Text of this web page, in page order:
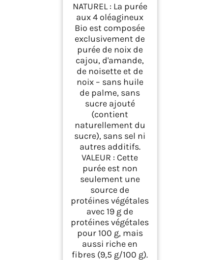
NATUREL : La purée
aux 4 oléagineux
Bio est composée
exclusivement de
purée de noix de
cajou, d'amande,
de noisette et de
noix – sans huile
de palme, sans
sucre ajouté
(contient
naturellement du
sucre), sans sel ni
autres additifs.
VALEUR : Cette
purée est non
seulement une
source de
protéines végétales
avec 19 g de
protéines végétales
pour 100 g, mais
aussi riche en
fibres (9,5 g/100 g).